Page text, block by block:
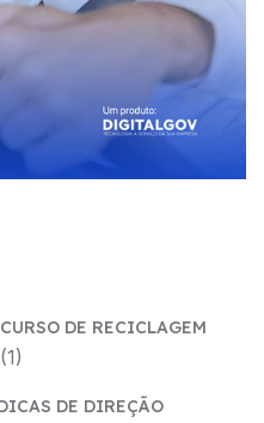
CURSO DE RECICLAGEM
(1)
DE DIREÇÃO